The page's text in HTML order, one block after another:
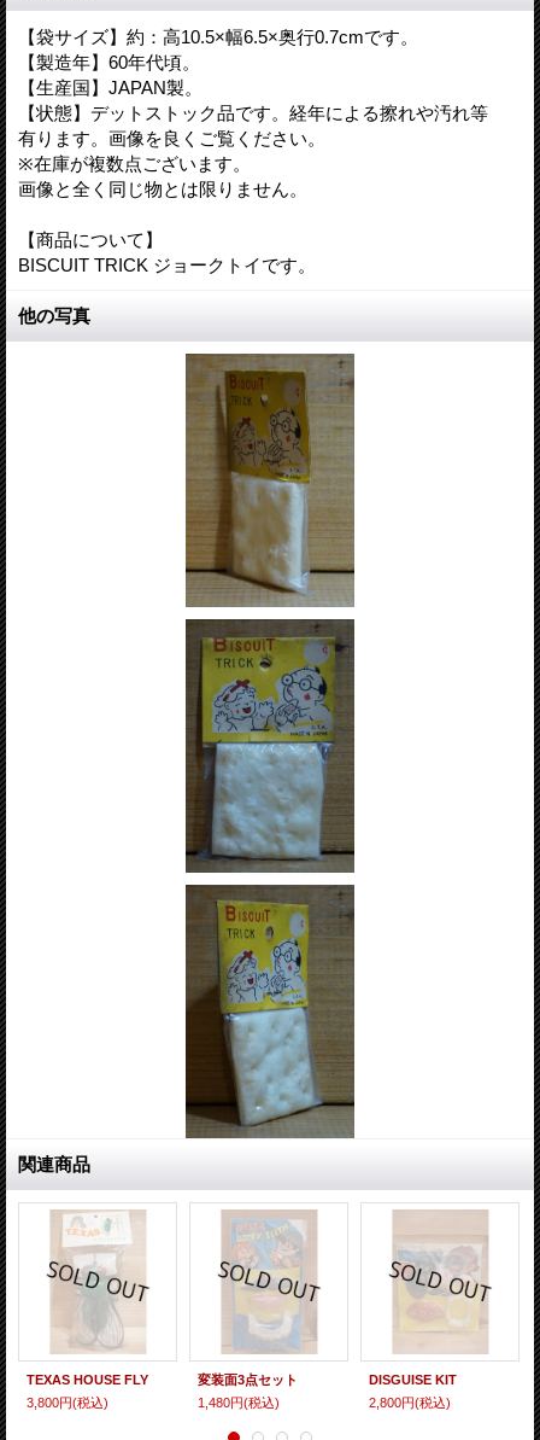
【袋サイズ】約：高10.5×幅6.5×奥行0.7cmです。
【製造年】60年代頃。
【生産国】JAPAN製。
【状態】デットストック品です。経年による擦れや汚れ等
有ります。画像を良くご覧ください。
※在庫が複数点ございます。
画像と全く同じ物とは限りません。
【商品について】
BISCUIT TRICK ジョークトイです。
他の写真
関連商品
TEXAS HOUSE FLY
3,800円(税込)
変装面3点セット
1,480円(税込)
DISGUISE KIT
2,800円(税込)